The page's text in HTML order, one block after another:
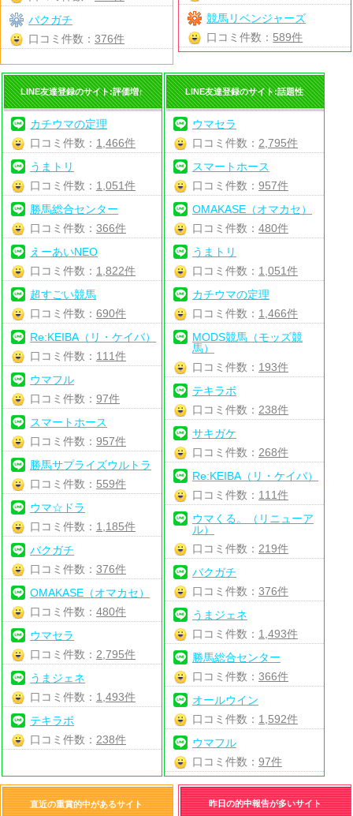
競馬リベンジャーズ
口コミ件数： 589件
バクガチ
口コミ件数： 376件
LINE友達登録のサイト:評価増↑
カチウマの定理
口コミ件数： 1,466件
うまトリ
口コミ件数： 1,051件
勝馬総合センター
口コミ件数：366件
えーあいNEO
口コミ件数： 1,822件
超すごい競馬
口コミ件数：690件
Re:KEIBA（リ・ケイバ）
口コミ件数： 111件
ウマフル
口コミ件数：97件
スマートホース
口コミ件数：957件
勝馬サプライズウルトラ
口コミ件数： 559件
ウマ☆ドラ
口コミ件数： 1,185件
バクガチ
口コミ件数：376件
OMAKASE（オマカセ）
口コミ件数：480件
ウマセラ
口コミ件数： 2,795件
うまジェネ
口コミ件数： 1,493件
テキラボ
口コミ件数： 238件
LINE友達登録のサイト:話題性
ウマセラ
口コミ件数： 2,795件
スマートホース
口コミ件数： 957件
OMAKASE（オマカセ）
口コミ件数： 480件
うまトリ
口コミ件数： 1,051件
カチウマの定理
口コミ件数： 1,466件
MODS競馬（モッズ競
馬）
口コミ件数： 193件
テキラボ
口コミ件数： 238件
サキガケ
口コミ件数： 268件
Re:KEIBA（リ・ケイバ）
口コミ件数： 111件
ウマくる。（リニューア
ル）
口コミ件数： 219件
バクガチ
口コミ件数： 376件
うまジェネ
口コミ件数： 1,493件
勝馬総合センター
口コミ件数： 366件
オールウイン
口コミ件数： 1,592件
ウマフル
口コミ件数： 97件
直近の重賞的中があるサイト 昨日の的中報告が多いサイト